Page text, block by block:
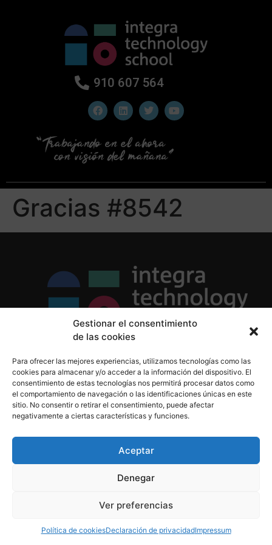
Gestionar el consentimiento
de las cookies
Para ofrecer las mejores experiencias, utilizamos tecnologías como las
cookies para almacenar y/o acceder a la información del dispositivo. El
consentimiento de estas tecnologías nos permitirá procesar datos como
el comportamiento de navegación o las identificaciones únicas en este
sitio. No consentir o retirar el consentimiento, puede afectar
negativamente a ciertas características y funciones.
Aceptar
Denegar
Ver preferencias
Política de cookiesDeclaración de privacidadImpressum
910 607 564
Gracias #8542
Política de Cookies
Aviso Legal
910 607 564
derechos reservados